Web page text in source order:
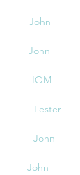
John
John
IOM
Lester
John
John